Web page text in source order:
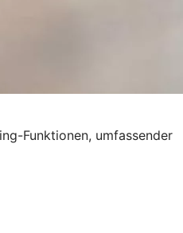
Funktionen, umfassender